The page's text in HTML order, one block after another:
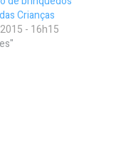
Crianças
- 16h15